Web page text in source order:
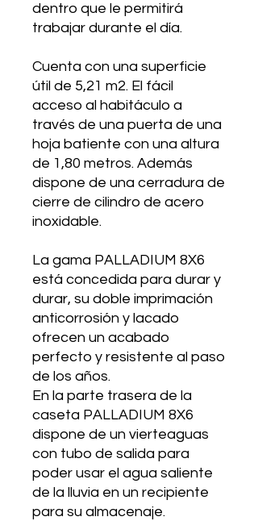
dentro que le permitirá
trabajar durante el día.
Cuenta con una superficie
útil de 5,21 m2. El fácil
acceso al habitáculo a
través de una puerta de una
hoja batiente con una altura
de 1,80 metros. Además
dispone de una cerradura de
cierre de cilindro de acero
inoxidable.
La gama PALLADIUM 8X6
está concedida para durar y
durar, su doble imprimación
anticorrosión y lacado
ofrecen un acabado
perfecto y resistente al paso
de los años.
En la parte trasera de la
caseta PALLADIUM 8X6
dispone de un vierteaguas
con tubo de salida para
poder usar el agua saliente
de la lluvia en un recipiente
para su almacenaje.